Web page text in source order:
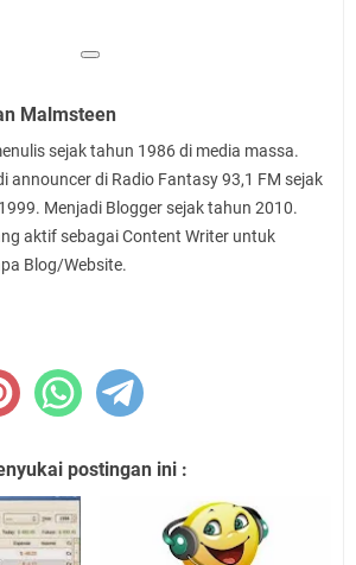
Malmsteen
sejak tahun 1986 di media massa.
announcer di Radio Fantasy 93,1 FM sejak
Menjadi Blogger sejak tahun 2010.
aktif sebagai Content Writer untuk
Blog/Website.
postingan ini :